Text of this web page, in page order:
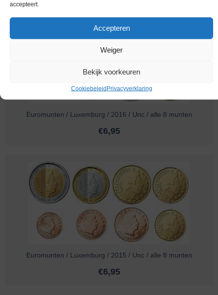
accepteert.
Accepteren
Weiger
Bekijk voorkeuren
CookiebeleidPrivacyverklaring
Euromunten / Luxemburg / 2016 / Unc / alle 8 munten
€6,95
Euromunten / Luxemburg / 2015 / Unc / alle 8 munten
€6,95